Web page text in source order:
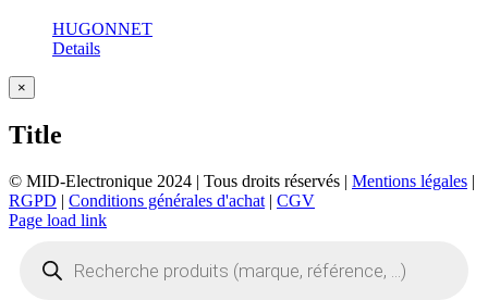
HUGONNET
Details
Close
product
view
×
Title
© MID-Electronique 2024 | Tous droits réservés | Mentions légales |
RGPD | Conditions générales d'achat | CGV
LinkedIn
Indeed
Facebook
Page load link
produits